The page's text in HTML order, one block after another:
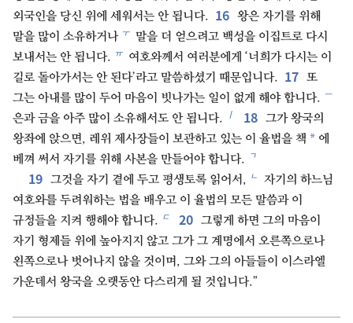
외국인을 당신 위에 세워서는 안 됩니다. 16 왕은 자기를 위해
말을 많이 소유하거나 ㅜ 말을 더 얻으려고 백성을 이집트로 다시
보내서는 안 됩니다. ㅠ 여호와께서 여러분에게 ‘너희가 다시는 이
길로 돌아가서는 안 된다’라고 말씀하셨기 때문입니다. 17 또
그는 아내를 많이 두어 마음이 빗나가는 일이 없게 해야 합니다. ㅡ
은과 금을 아주 많이 소유해서도 안 됩니다. ㅣ 18 그가 왕국의
왕좌에 앉으면, 레위 제사장들이 보관하고 있는 이 율법을 책 * 에
베껴 써서 자기를 위해 사본을 만들어야 합니다. ㄱ
19 그것을 자기 곁에 두고 평생토록 읽어서, ㄴ 자기의 하느님
여호와를 두려워하는 법을 배우고 이 율법의 모든 말씀과 이
규정들을 지켜 행해야 합니다. ㄷ 20 그렇게 하면 그의 마음이
자기 형제들 위에 높아지지 않고 그가 그 계명에서 오른쪽으로나
왼쪽으로나 벗어나지 않을 것이며, 그와 그의 아들들이 이스라엘
가운데서 왕국을 오랫동안 다스리게 될 것입니다.”